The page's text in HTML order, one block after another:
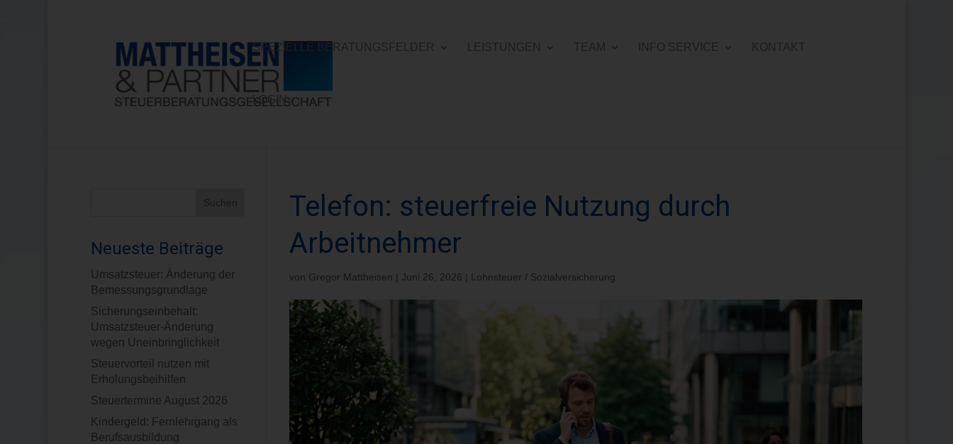
SPEZIELLE BERATUNGSFELDER LEISTUNGEN TEAM INFO SERVICE KONTAKT
LOGIN
Telefon: steuerfreie Nutzung durch
Arbeitnehmer
von Gregor Mattheisen Juni 26, 2026 Lohnsteuer / Sozialversicherung
Neueste Beiträge
Umsatzsteuer: Änderung der
Bemessungsgrundlage
Sicherungseinbehalt:
Umsatzsteuer-Änderung
wegen Uneinbringlichkeit
Steuervorteil nutzen mit
Erholungsbeihilfen
Steuertermine August 2026
Kindergeld: Fernlehrgang als
Berufsausbildung